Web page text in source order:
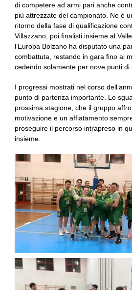
di competere ad armi pari anche
più attrezzate del campionato. Ne è
ritorno della fase di qualificazione
Villazzano, poi finalisti insieme al
l’Europa Bolzano ha disputato una
combattuta, restando in gara fino ai
cedendo solamente per nove punti di
I progressi mostrati nel corso
punto di partenza importante. Lo
prossima stagione, che il gruppo
motivazione e un affiatamento
proseguire il percorso intrapreso in
insieme.